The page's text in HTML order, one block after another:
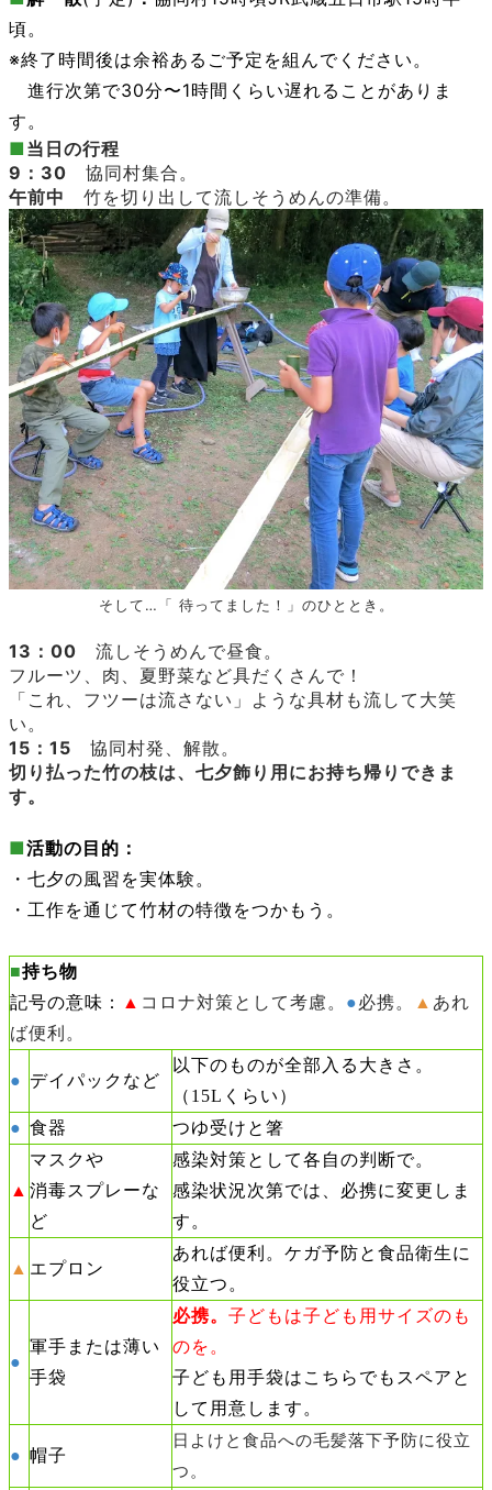
頃。
※終了時間後は余裕あるご予定を組んでください。
進行次第で30分〜1時間くらい遅れることがありま
す。
■ 当日の行程
9：30 協同村集合。
午前中 竹を切り出して流しそうめんの準備。
そして…「 待ってました！」のひととき。
13：00 流しそうめんで昼食。
フルーツ、肉、夏野菜など具だくさんで！
「これ、フツーは流さない」ような具材も流して大笑
い。
15：15 協同村発、解散。
切り払った竹の枝は、七夕飾り用にお持ち帰りできま
す。
■活動の目的：
・七夕の風習を実体験。
・工作を通じて竹材の特徴をつかもう。
■持ち物
記号の意味：
▲ コロナ対策として考慮。 ●必携。 ▲ あれ
ば便利。
● デイパックなど
以下のものが全部入る大きさ。
（15Lくらい）
● 食器 つゆ受けと箸
▲
マスクや
消毒スプレーな
ど
感染対策として各自の判断で。
感染状況次第では、必携に変更しま
す。
▲ エプロン
あれば便利。ケガ予防と食品衛生に
役立つ。
●
軍手または薄い
手袋
必携。 子どもは子ども用サイズのも
のを。
子ども用手袋はこちらでもスペアと
して用意します。
● 帽子
日よけと食品への毛髪落下予防に役立
つ。